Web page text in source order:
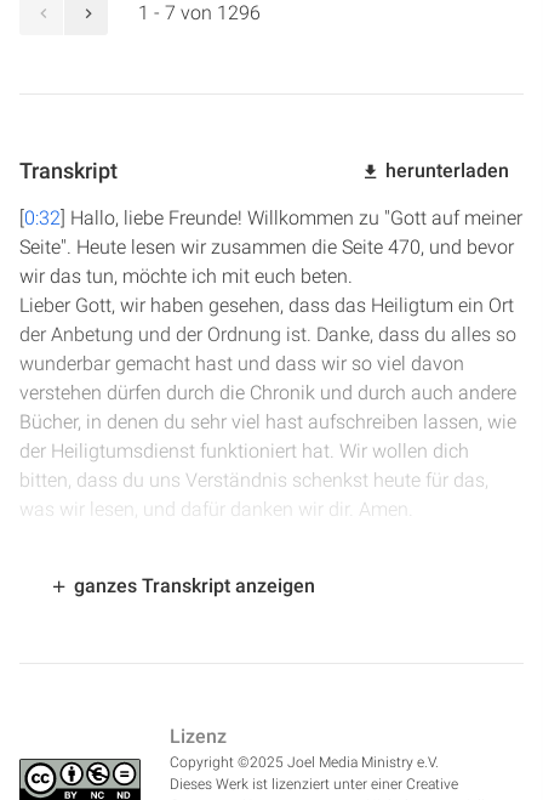
1 - 7 von 1296
Transkript herunterladen
[0:32] Hallo, liebe Freunde! Willkommen zu "Gott auf meiner
Seite". Heute lesen wir zusammen die Seite 470, und bevor
wir das tun, möchte ich mit euch beten.
Lieber Gott, wir haben gesehen, dass das Heiligtum ein Ort
der Anbetung und der Ordnung ist. Danke, dass du alles so
wunderbar gemacht hast und dass wir so viel davon
verstehen dürfen durch die Chronik und durch auch andere
Bücher, in denen du sehr viel hast aufschreiben lassen, wie
der Heiligtumsdienst funktioniert hat. Wir wollen dich
bitten, dass du uns Verständnis schenkst heute für das,
was wir lesen, und dafür danken wir dir. Amen.
haben wir die Einteilung der 24 Priesterklassen gesehen
ganzes Transkript anzeigen
Lizenz
Copyright ©2025 Joel Media Ministry e.V.
Dieses Werk ist lizenziert unter einer Creative